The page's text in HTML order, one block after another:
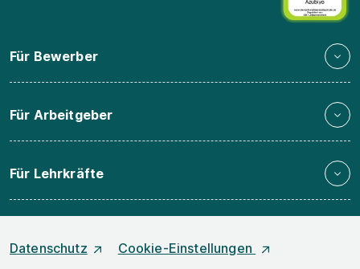
Für Bewerber
Für Arbeitgeber
Für Lehrkräfte
Datenschutz
Cookie-Einstellungen